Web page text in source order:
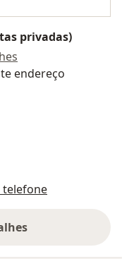
privadas)
endereço
endereço